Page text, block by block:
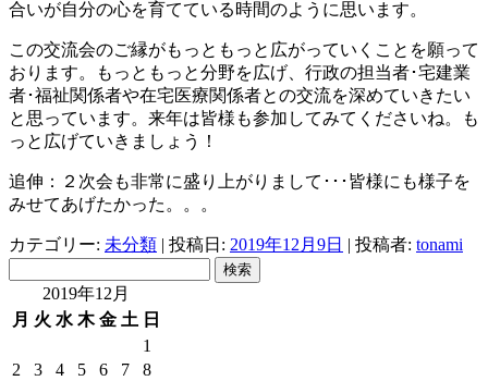
合いが自分の心を育てている時間のように思います。
この交流会のご縁がもっともっと広がっていくことを願って
おります。もっともっと分野を広げ、行政の担当者･宅建業
者･福祉関係者や在宅医療関係者との交流を深めていきたい
と思っています。来年は皆様も参加してみてくださいね。も
っと広げていきましょう！
追伸：２次会も非常に盛り上がりまして･･･皆様にも様子を
みせてあげたかった。。。
カテゴリー: 未分類 | 投稿日: 2019年12月9日 | 投稿者: tonami
2019年12月
月 火 水 木 金 土 日
1
2
3 4 5 6 7
8